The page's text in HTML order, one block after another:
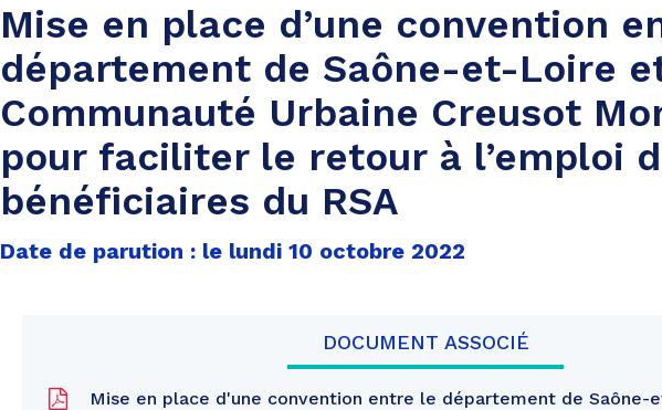
Mise en place d’une convention
département de Saône-et-Loire
Communauté Urbaine Creusot
pour faciliter le retour à l’emploi
bénéficiaires du RSA
Date de parution : le lundi 10 octobre 2022
DOCUMENT ASSOCIÉ
Mise en place d'une convention entre le département de Saône-